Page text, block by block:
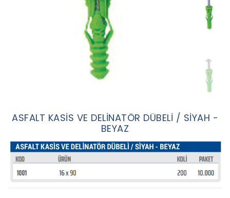
ASFALT KASİS VE DELİNATÖR DÜBELİ / SİYAH -
BEYAZ